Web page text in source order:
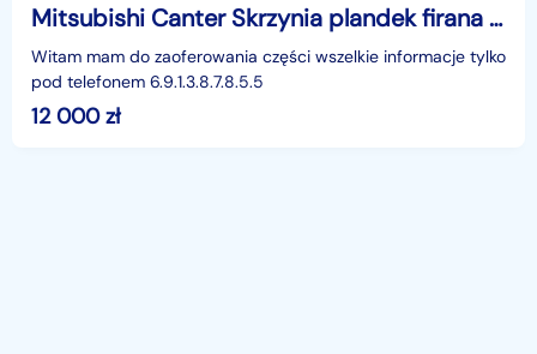
Mitsubishi Canter Skrzynia plandek firana winda
Witam mam do zaoferowania części wszelkie informacje tylko
pod telefonem 6.9.1.3.8.7.8.5.5
12 000zł